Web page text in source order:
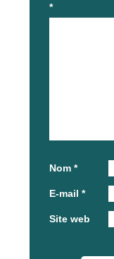
*
Nom *
E-mail *
Site web